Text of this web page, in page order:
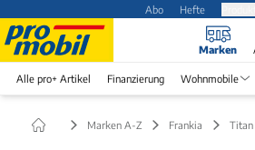
Abo Hefte
Marken
Alle pro+ Artikel Finanzierung Wohnmobile
Marken A-Z Frankia Titan